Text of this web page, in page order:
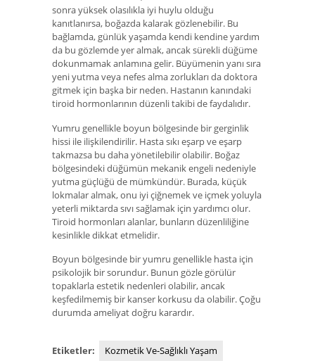
sonra yüksek olasılıkla iyi huylu olduğu
kanıtlanırsa, boğazda kalarak gözlenebilir. Bu
bağlamda, günlük yaşamda kendi kendine yardım
da bu gözlemde yer almak, ancak sürekli düğüme
dokunmamak anlamına gelir. Büyümenin yanı sıra
yeni yutma veya nefes alma zorlukları da doktora
gitmek için başka bir neden. Hastanın kanındaki
tiroid hormonlarının düzenli takibi de faydalıdır.
Yumru genellikle boyun bölgesinde bir gerginlik
hissi ile ilişkilendirilir. Hasta sıkı eşarp ve eşarp
takmazsa bu daha yönetilebilir olabilir. Boğaz
bölgesindeki düğümün mekanik engeli nedeniyle
yutma güçlüğü de mümkündür. Burada, küçük
lokmalar almak, onu iyi çiğnemek ve içmek yoluyla
yeterli miktarda sıvı sağlamak için yardımcı olur.
Tiroid hormonları alanlar, bunların düzenliliğine
kesinlikle dikkat etmelidir.
Boyun bölgesinde bir yumru genellikle hasta için
psikolojik bir sorundur. Bunun gözle görülür
topaklarla estetik nedenleri olabilir, ancak
keşfedilmemiş bir kanser korkusu da olabilir. Çoğu
durumda ameliyat doğru karardır.
Etiketler:
Kozmetik Ve-Sağlıklı Yaşam